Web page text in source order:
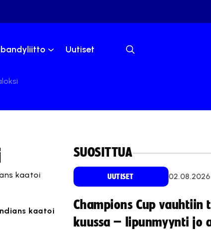
Uutiset
kaatoi
kaatoi
SUOSITTUA
UUTISET 02.08.2026
Champions Cup vauhtiin
kuussa – lipunmyynti jo